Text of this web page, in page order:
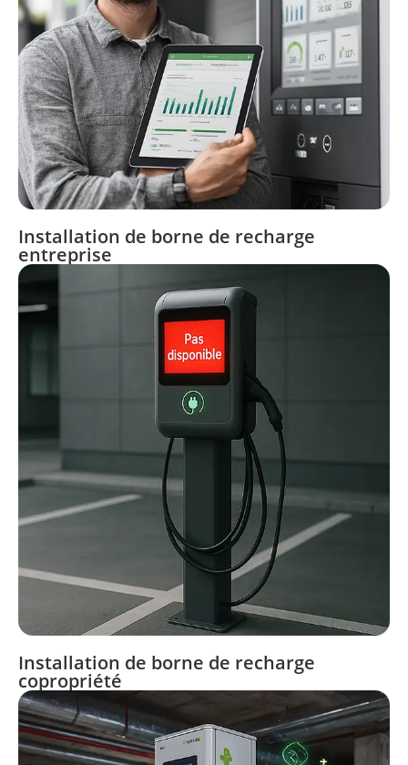
Installation de borne de recharge
entreprise
Installation de borne de recharge
copropriété